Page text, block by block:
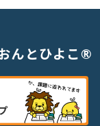
んとひよこ®